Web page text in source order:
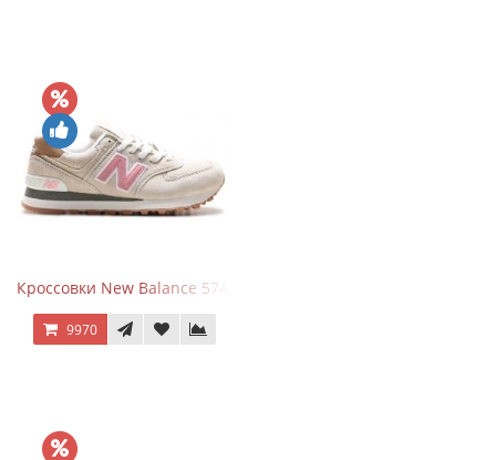
Кроссовки New Balance 574 Power Beige Pink
9970